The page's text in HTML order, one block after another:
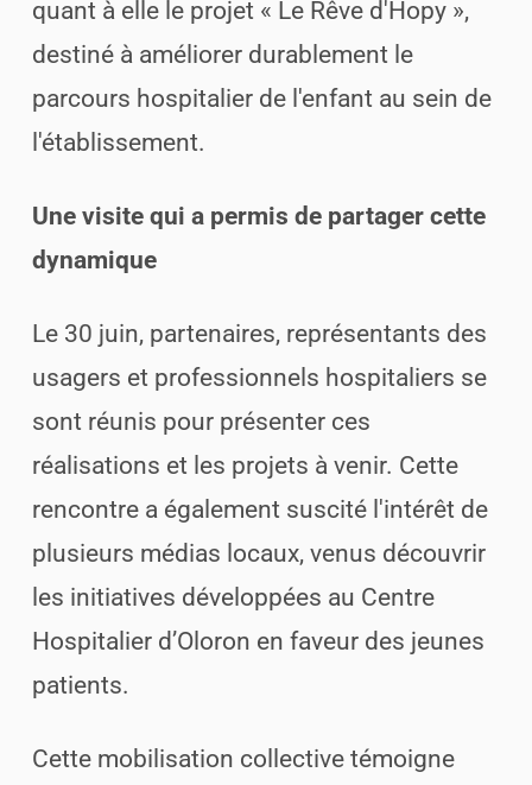
quant à elle le projet « Le Rêve d'Hopy »,
destiné à améliorer durablement le
parcours hospitalier de l'enfant au sein de
l'établissement.
Une visite qui a permis de partager cette
dynamique
Le 30 juin, partenaires, représentants des
usagers et professionnels hospitaliers se
sont réunis pour présenter ces
réalisations et les projets à venir. Cette
rencontre a également suscité l'intérêt de
plusieurs médias locaux, venus découvrir
les initiatives développées au Centre
Hospitalier d’Oloron en faveur des jeunes
patients.
Cette mobilisation collective témoigne